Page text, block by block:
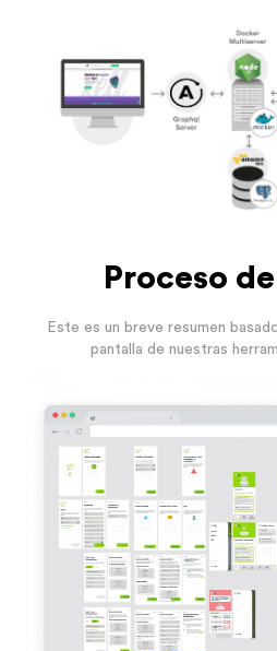
Proceso de
Este es un breve resumen
pantalla de nuestras